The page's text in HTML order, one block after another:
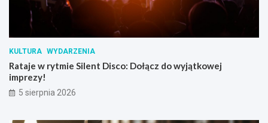
KULTURA WYDARZENIA
Rataje w rytmie Silent Disco: Dołącz do wyjątkowej
imprezy!
5 sierpnia 2026